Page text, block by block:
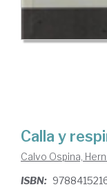
Calla y
Calvo Ospina,
ISBN: